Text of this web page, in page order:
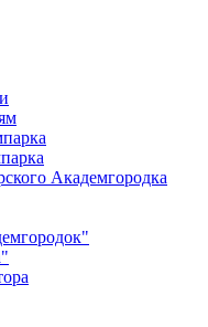
Академгородка